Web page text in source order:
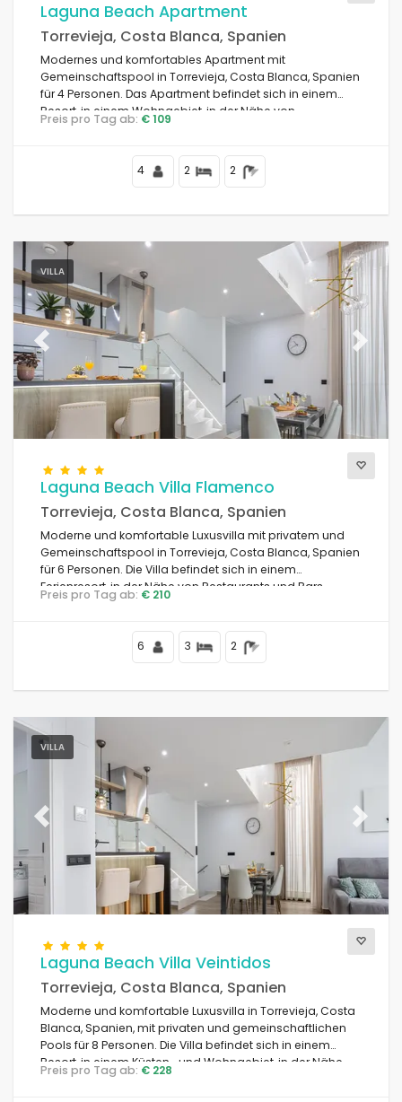
Zusätzliche Kategorien
Laguna Beach Apartment
Torrevieja, Costa Blanca, Spanien
Modernes und komfortables Apartment mit
Gemeinschaftspool in Torrevieja, Costa Blanca, Spanien
für 4 Personen. Das Apartment befindet sich in einem
Resort, in einem Wohngebiet, in der Nähe von
Restaurants und Bars, Geschäften und Supermärkten
Preis pro Tag ab: € 109
4 2 2
VILLA
Previous Next
Laguna Beach Villa Flamenco
Torrevieja, Costa Blanca, Spanien
Moderne und komfortable Luxusvilla mit privatem und
Gemeinschaftspool in Torrevieja, Costa Blanca, Spanien
für 6 Personen. Die Villa befindet sich in einem
Ferienresort, in der Nähe von Restaurants und Bars,
Geschäften und Supermärkten, und 4 km vom Strand
Preis pro Tag ab: € 210
6 3 2
VILLA
Previous Next
Laguna Beach Villa Veintidos
Torrevieja, Costa Blanca, Spanien
Moderne und komfortable Luxusvilla in Torrevieja, Costa
Blanca, Spanien, mit privaten und gemeinschaftlichen
Pools für 8 Personen. Die Villa befindet sich in einem
Resort, in einem Küsten- und Wohngebiet, in der Nähe
von Restaurants und Bars, Geschäften und
Preis pro Tag ab: € 228